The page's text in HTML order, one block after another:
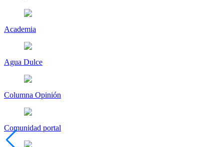
Academia
Agua Dulce
Columna Opinión
Comunidad portal